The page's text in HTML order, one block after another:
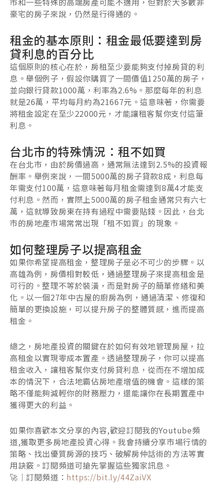
豪宅的房子來說，仍然是行得通的。
租金的基本原則：租金最低要達到房
貸利息的百分比
這個原則的核心在於，房租至少要能夠支付掉房貸的利
息。舉個例子，假設你購買了一間價值1250萬的房子，
並向銀行貸款1000萬，利率為2.6%。那麼每年的利息
就是26萬，平均每月約為21667元。這意味著，你需要
將租金設定在至少22000元，才能讓租客幫你支付這筆
利息。
台北市的特殊情況：租不如買
在台北市，由於房價過高，通常無法達到2.5%的投資報
酬率。舉例來說，一間5000萬的房子貸款8成，利息每
年需支付100萬，這意味著每月租金需達到8萬4才能支
付利息。然而，實際上5000萬的房子租金通常只有六七
萬，這就導致房東在持有過程中需要貼錢。因此，台北
市的房地產市場常常出現「租不如買」的現象。
如何整理房子以提高租金
如果你希望提高租金，整理房子是必不可少的步驟。以
高雄為例，房價相對較低，通過整理房子來提高租金是
可行的。整理不等於裝潢，而是對房子的簡單修繕和美
化。以一個27年中古屋的廚房為例，通過清潔、修復和
簡單的更換設施，可以提升房子的整體質感，進而提高
租金。
總之，房地產投資的關鍵在於如何有效地管理房屋，拉
高租金以實現零成本置產。透過整理房子，你可以提高
租金收入，讓租客幫你支付房貸利息，從而在不增加成
本的情況下，合法地霸佔房地產增值的機會。這樣的策
略不僅能夠減輕你的財務壓力，還能讓你在長期置產中
獲得更大的利益。
如果你喜歡本文分享的內容,歡迎訂閱我的Youtube頻
道,獲取更多房地產投資心得。我會持續分享市場行情的
策略、找出優質房源的技巧、破解房仲話術的方法等實
用訣竅。訂閱頻道可搶先掌握這些獨家訊息。
🚀｜訂閱頻道： https://bit.ly/44ZaiVX